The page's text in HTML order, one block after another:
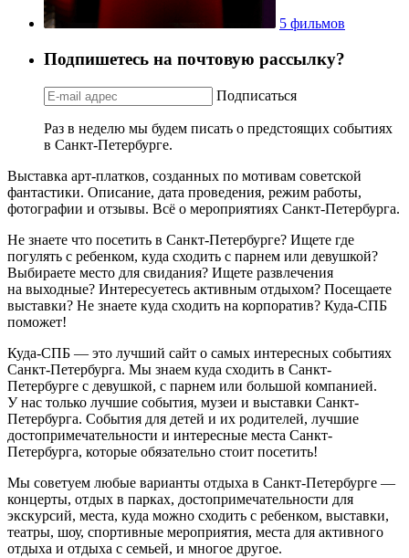
5 фильмов
Подпишетесь на почтовую рассылку?
Подписаться
Раз в неделю мы будем писать о предстоящих событиях
в Санкт-Петербурге.
Выставка арт-платков, созданных по мотивам советской
фантастики. Описание, дата проведения, режим работы,
фотографии и отзывы. Всё о мероприятиях Санкт-Петербурга.
Не знаете что посетить в Санкт-Петербурге? Ищете где
погулять с ребенком, куда сходить с парнем или девушкой?
Выбираете место для свидания? Ищете развлечения
на выходные? Интересуетесь активным отдыхом? Посещаете
выставки? Не знаете куда сходить на корпоратив? Куда-СПБ
поможет!
Куда-СПБ — это лучший сайт о самых интересных событиях
Санкт-Петербурга. Мы знаем куда сходить в Санкт-
Петербурге с девушкой, с парнем или большой компанией.
У нас только лучшие события, музеи и выставки Санкт-
Петербурга. События для детей и их родителей, лучшие
достопримечательности и интересные места Санкт-
Петербурга, которые обязательно стоит посетить!
Мы советуем любые варианты отдыха в Санкт-Петербурге —
концерты, отдых в парках, достопримечательности для
экскурсий, места, куда можно сходить с ребенком, выставки,
театры, шоу, спортивные мероприятия, места для активного
отдыха и отдыха с семьей, и многое другое.